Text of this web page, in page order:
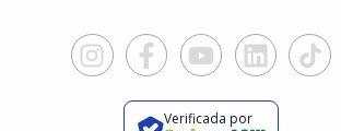
Verificada por